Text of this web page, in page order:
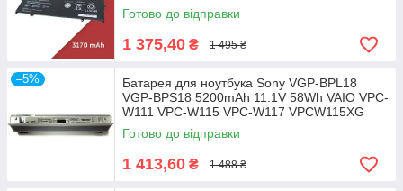
Готово до відправки
1 375,40 ₴ 1 495 ₴
–5%
Батарея для ноутбука Sony VGP-BPL18
VGP-BPS18 5200mAh 11.1V 58Wh VAIO VPC-
W111 VPC-W115 VPC-W117 VPCW115XG
Готово до відправки
1 413,60 ₴ 1 488 ₴